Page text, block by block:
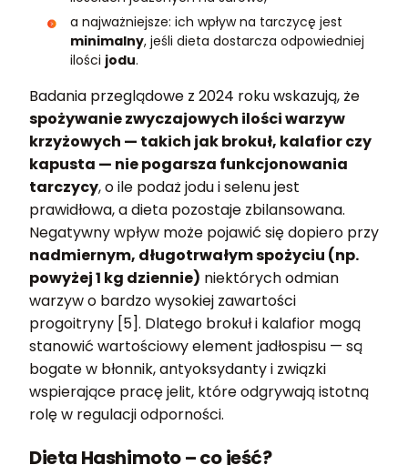
a najważniejsze: ich wpływ na tarczycę jest
minimalny, jeśli dieta dostarcza odpowiedniej
ilości jodu.
Badania przeglądowe z 2024 roku wskazują, że
spożywanie zwyczajowych ilości warzyw
krzyżowych — takich jak brokuł, kalafior czy
kapusta — nie pogarsza funkcjonowania
tarczycy, o ile podaż jodu i selenu jest
prawidłowa, a dieta pozostaje zbilansowana.
Negatywny wpływ może pojawić się dopiero przy
nadmiernym, długotrwałym spożyciu (np.
powyżej 1 kg dziennie) niektórych odmian
warzyw o bardzo wysokiej zawartości
progoitryny [5]. Dlatego brokuł i kalafior mogą
stanowić wartościowy element jadłospisu — są
bogate w błonnik, antyoksydanty i związki
wspierające pracę jelit, które odgrywają istotną
rolę w regulacji odporności.
Dieta Hashimoto – co jeść?